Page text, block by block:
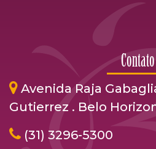
Contato
Avenida Raja
Gutierrez . Belo
(31) 3296-5300